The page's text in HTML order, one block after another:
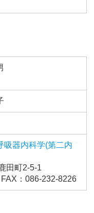
吸器内科学(第二内
田町2-5-1
：086-232-8226